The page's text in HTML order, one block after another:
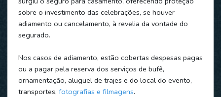
sobre o investimento das celebrações, se houver
adiamento ou cancelamento, à revelia da vontade do
segurado.
Nos casos de adiamento, estão cobertas despesas pagas
ou a pagar pela reserva dos serviços de bufê,
ornamentação, aluguel de trajes e do local do evento,
transportes, fotografias e filmagens.